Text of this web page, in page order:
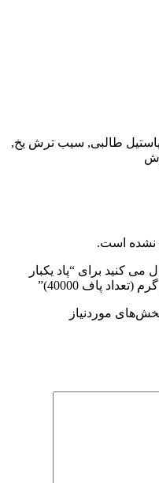
پاستیل طالبی, سیب ترش یخ,
نشده است.
می کنید برای “پاد یکبار
موردنیاز